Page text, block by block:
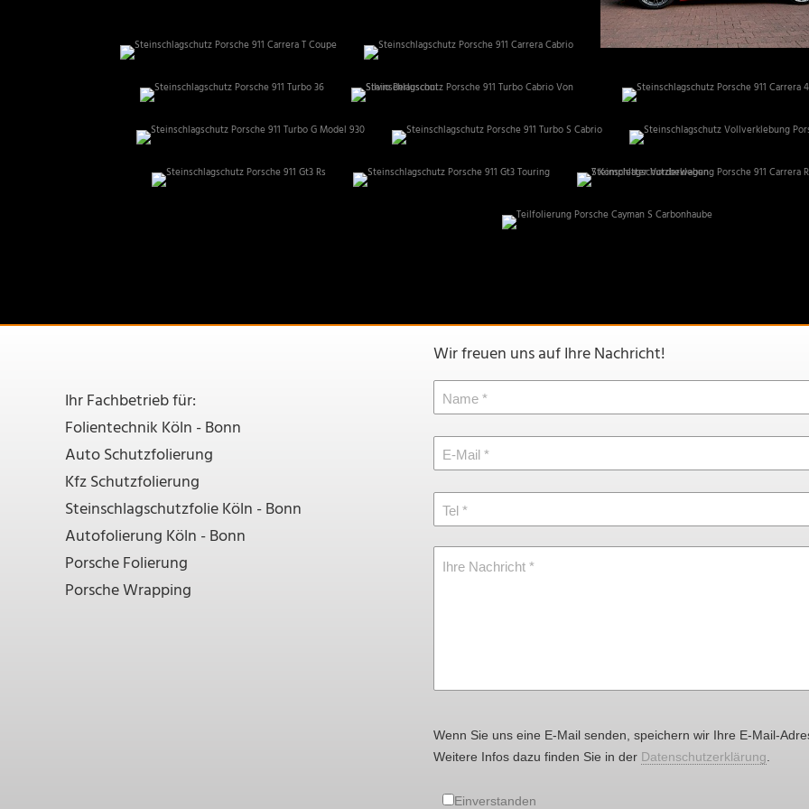
Wir freuen uns auf Ihre Nachricht!
Name
E-Mail
Tel
Ihre Nachricht
Wenn Sie uns eine E-Mail senden, speichern wir Ihre E-Mail-
Weitere Infos dazu finden Sie in der Datenschutzerklärung
Einverstanden
Ihr Fachbetrieb für:
Folientechnik Köln - Bonn
Auto Schutzfolierung
Kfz Schutzfolierung
Steinschlagschutzfolie Köln - Bonn
Autofolierung Köln - Bonn
Porsche Folierung
Porsche Wrapping